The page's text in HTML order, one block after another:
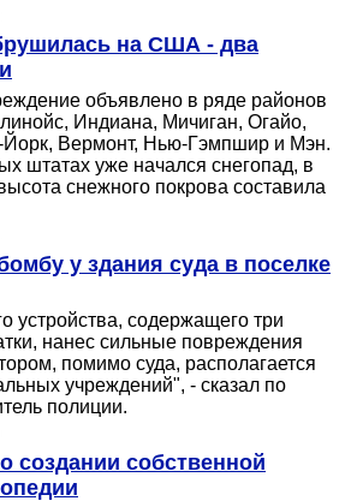
на США - два
объявлено в ряде районов
Индиана, Мичиган, Огайо,
Вермонт, Нью-Гэмпшир и Мэн.
штатах уже начался снегопад, в
снежного покрова составила
у здания суда в поселке
устройства, содержащего три
нанес сильные повреждения
помимо суда, располагается
учреждений", - сказал по
полиции.
создании собственной